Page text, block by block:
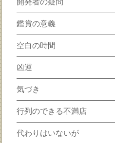
鑑賞の意義
空白の時間
凶運
気づき
行列のできる不満店
代わりはいないが